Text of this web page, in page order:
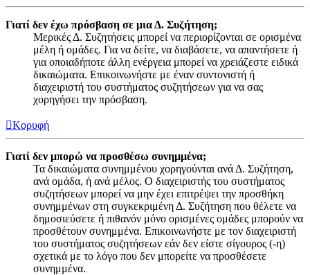
Γιατί δεν έχω πρόσβαση σε μια Δ. Συζήτηση;
Μερικές Δ. Συζητήσεις μπορεί να περιορίζονται σε ορισμένα
μέλη ή ομάδες. Για να δείτε, να διαβάσετε, να απαντήσετε ή
για οποιαδήποτε άλλη ενέργεια μπορεί να χρειάζεστε ειδικά
δικαιώματα. Επικοινωνήστε με έναν συντονιστή ή
διαχειριστή του συστήματος συζητήσεων για να σας
χορηγήσει την πρόσβαση.
Κορυφή
Γιατί δεν μπορώ να προσθέσω συνημμένα;
Τα δικαιώματα συνημμένου χορηγούνται ανά Δ. Συζήτηση,
ανά ομάδα, ή ανά μέλος. Ο διαχειριστής του συστήματος
συζητήσεων μπορεί να μην έχει επιτρέψει την προσθήκη
συνημμένων στη συγκεκριμένη Δ. Συζήτηση που θέλετε να
δημοσιεύσετε ή πιθανόν μόνο ορισμένες ομάδες μπορούν να
προσθέτουν συνημμένα. Επικοινωνήστε με τον διαχειριστή
του συστήματος συζητήσεων εάν δεν είστε σίγουρος (-η)
σχετικά με το λόγο που δεν μπορείτε να προσθέσετε
συνημμένα.